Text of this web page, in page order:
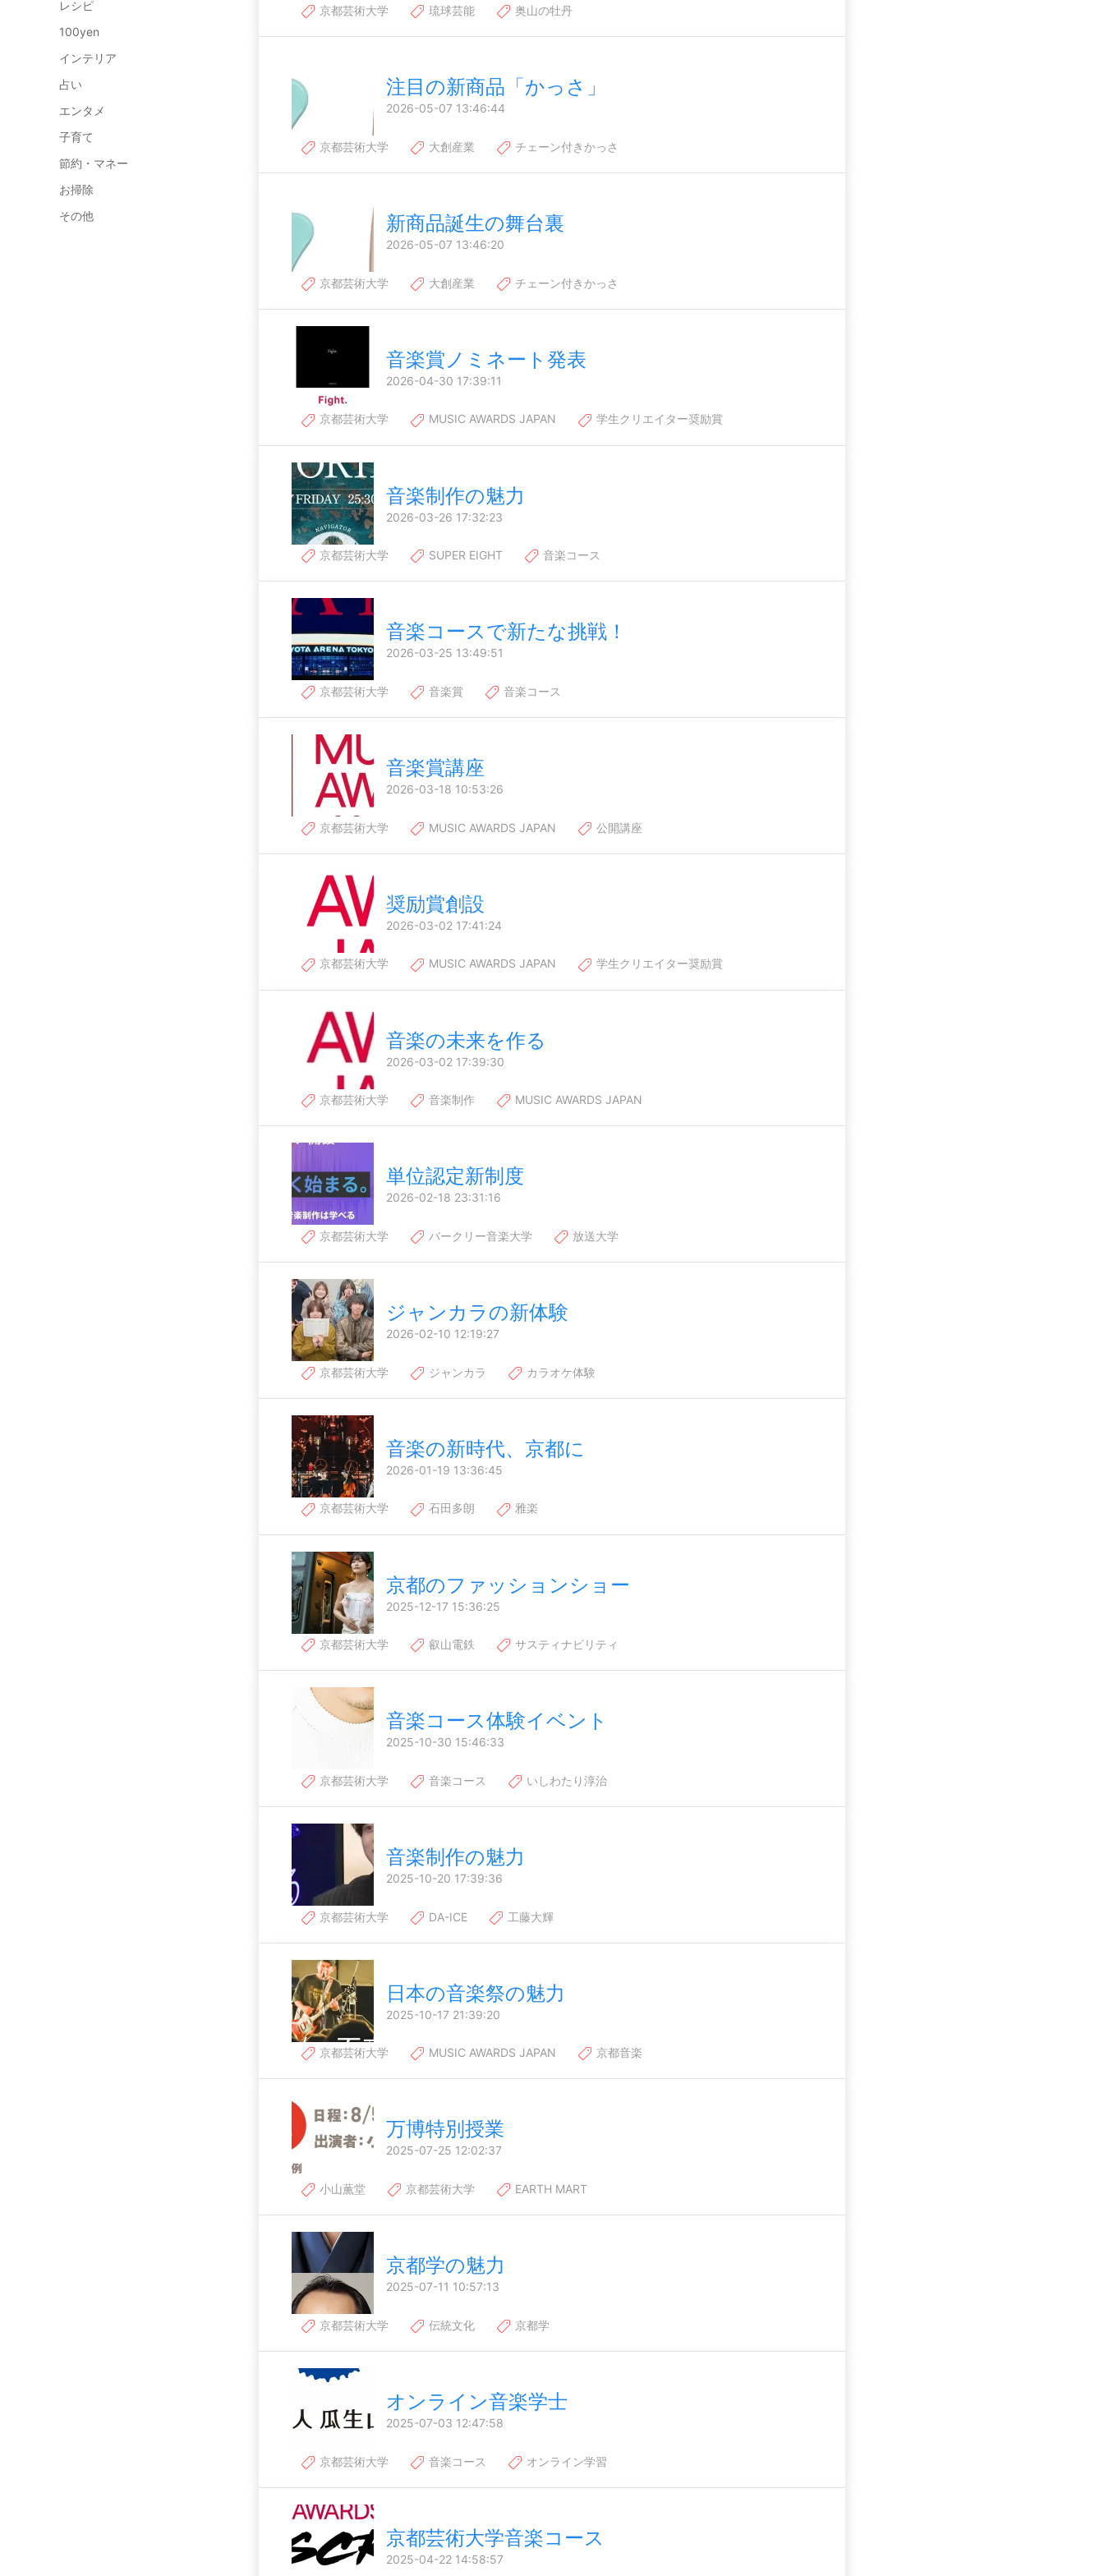
レシピ
100yen
インテリア
占い
エンタメ
子育て
節約・マネー
お掃除
その他
京都芸術大学 琉球芸能 奥山の牡丹
注目の新商品「かっさ」
2026-05-07 13:46:44
京都芸術大学 大創産業 チェーン付きかっさ
新商品誕生の舞台裏
2026-05-07 13:46:20
京都芸術大学 大創産業 チェーン付きかっさ
音楽賞ノミネート発表
2026-04-30 17:39:11
京都芸術大学 MUSIC AWARDS JAPAN 学生クリエイター奨励賞
音楽制作の魅力
2026-03-26 17:32:23
京都芸術大学 SUPER EIGHT 音楽コース
音楽コースで新たな挑戦！
2026-03-25 13:49:51
京都芸術大学 音楽賞 音楽コース
音楽賞講座
2026-03-18 10:53:26
京都芸術大学 MUSIC AWARDS JAPAN 公開講座
奨励賞創設
2026-03-02 17:41:24
京都芸術大学 MUSIC AWARDS JAPAN 学生クリエイター奨励賞
音楽の未来を作る
2026-03-02 17:39:30
京都芸術大学 音楽制作 MUSIC AWARDS JAPAN
単位認定新制度
2026-02-18 23:31:16
京都芸術大学 バークリー音楽大学 放送大学
ジャンカラの新体験
2026-02-10 12:19:27
京都芸術大学 ジャンカラ カラオケ体験
音楽の新時代、京都に
2026-01-19 13:36:45
京都芸術大学 石田多朗 雅楽
京都のファッションショー
2025-12-17 15:36:25
京都芸術大学 叡山電鉄 サスティナビリティ
音楽コース体験イベント
2025-10-30 15:46:33
京都芸術大学 音楽コース いしわたり淳治
音楽制作の魅力
2025-10-20 17:39:36
京都芸術大学 DA-ICE 工藤大輝
日本の音楽祭の魅力
2025-10-17 21:39:20
京都芸術大学 MUSIC AWARDS JAPAN 京都音楽
万博特別授業
2025-07-25 12:02:37
小山薫堂 京都芸術大学 EARTH MART
京都学の魅力
2025-07-11 10:57:13
京都芸術大学 伝統文化 京都学
オンライン音楽学士
2025-07-03 12:47:58
京都芸術大学 音楽コース オンライン学習
京都芸術大学音楽コース
2025-04-22 14:58:57